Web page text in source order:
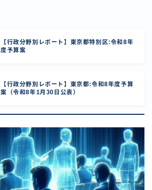
【行政分野別レポート】東京都特別区:令和8年
度予算案
【行政分野別レポート】東京都:令和8年度予算
案（令和8年1月30日公表）